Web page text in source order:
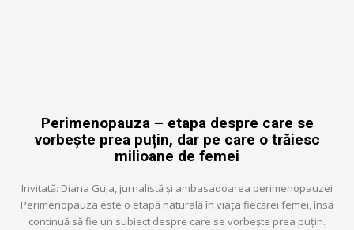
Perimenopauza – etapa despre care se
vorbește prea puțin, dar pe care o trăiesc
milioane de femei
Invitată: Diana Guja, jurnalistă și ambasadoarea perimenopauzei
Perimenopauza este o etapă naturală în viața fiecărei femei, însă
continuă să fie un subiect despre care se vorbește prea puțin.